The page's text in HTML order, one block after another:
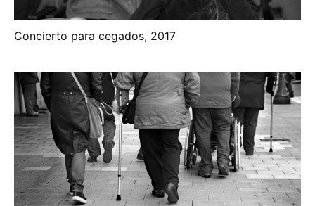
Concierto para cegados, 2017